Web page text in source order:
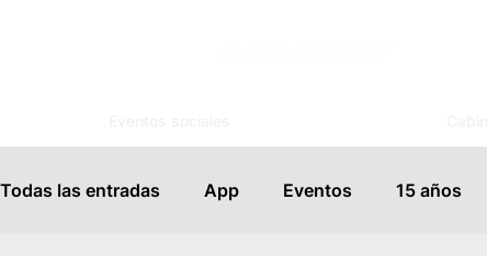
Todas las entradas App Eventos 15 años